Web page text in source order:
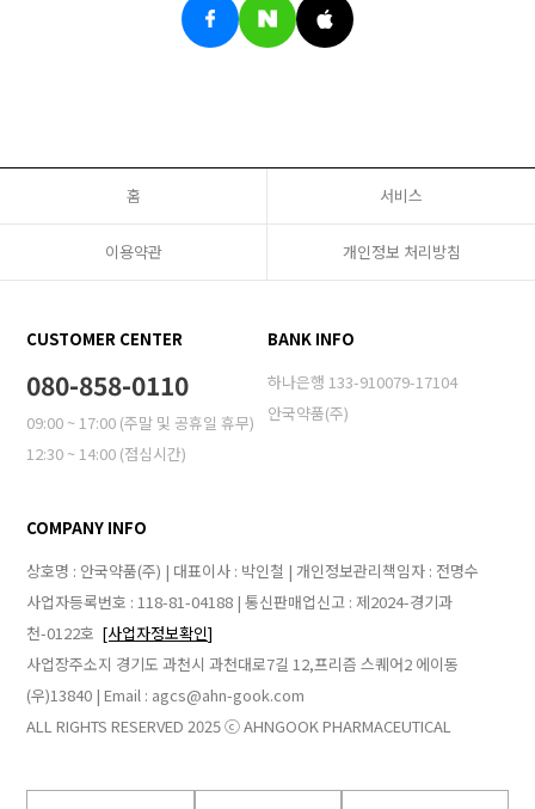
홈 서비스
이용약관 개인정보 처리방침
CUSTOMER CENTER
080-858-0110
09:00 ~ 17:00 (주말 및 공휴일 휴무)
12:30 ~ 14:00 (점심시간)
BANK INFO
하나은행 133-910079-17104
안국약품(주)
COMPANY INFO
상호명 : 안국약품(주) | 대표이사 : 박인철 | 개인정보관리책임자 : 전명수
사업자등록번호 : 118-81-04188 | 통신판매업신고 : 제2024-경기과
천-0122호 [사업자정보확인]
사업장주소지 경기도 과천시 과천대로7길 12,프리즘 스퀘어2 에이동
(우)13840 | Email : agcs@ahn-gook.com
ALL RIGHTS RESERVED 2025 ⓒ AHNGOOK PHARMACEUTICAL